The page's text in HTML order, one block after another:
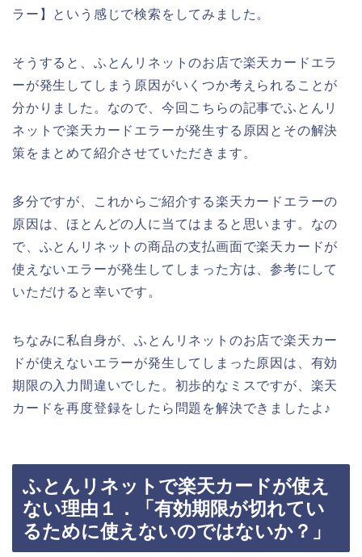
ラー】という感じで検索をしてみました。
そうすると、ふとんリネットのお店で楽天カードエラ
ーが発生してしまう原因がいくつか考えられることが
分かりました。なので、今回こちらの記事でふとんリ
ネットで楽天カードエラーが発生する原因とその解決
策をまとめて紹介させていただきます。
多分ですが、これからご紹介する楽天カードエラーの
原因は、ほとんどの人に当てはまると思います。なの
で、ふとんリネットの商品の支払画面で楽天カードが
使えないエラーが発生してしまった方は、参考にして
いただけると幸いです。
ちなみに私自身が、ふとんリネットのお店で楽天カー
ドが使えないエラーが発生してしまった原因は、有効
期限の入力間違いでした。初歩的なミスですが、楽天
カードを再度登録をしたら問題を解決できましたよ♪
ふとんリネットで楽天カードが使え
ない理由１．「有効期限が切れてい
るために使えないのではないか？」